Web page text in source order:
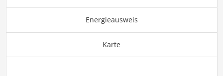
Energieausweis
Karte